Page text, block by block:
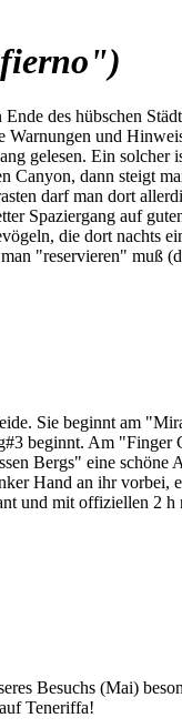
des hübschen
und
gelesen. Ein
dann steigt
darf man dort
Spaziergang auf
die dort nachts
"reservieren"
Sie beginnt am
beginnt. Am
Bergs" eine
Hand an ihr
und mit offiziellen 2
Besuchs (Mai)
Teneriffa!